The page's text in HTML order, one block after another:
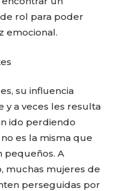
rol para poder
emocional.
su influencia
y a veces les resulta
ido perdiendo
es la misma que
pequeños. A
muchas mujeres de
perseguidas por